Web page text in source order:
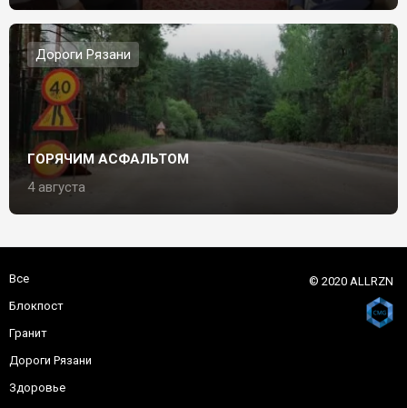
Дороги Рязани
ГОРЯЧИМ АСФАЛЬТОМ
4 августа
Все
Блокпост
Гранит
Дороги Рязани
Здоровье
© 2020 ALLRZN